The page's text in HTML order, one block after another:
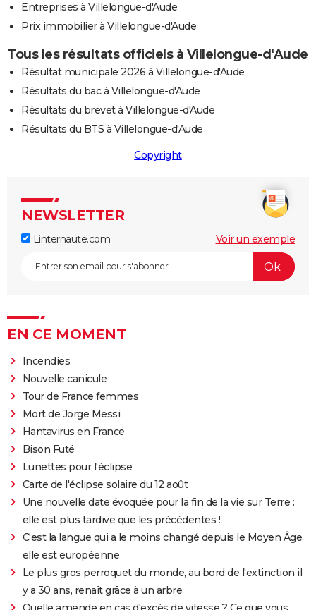
Entreprises à Villelongue-d'Aude
Prix immobilier à Villelongue-d'Aude
Tous les résultats officiels à Villelongue-d'Aude
Résultat municipale 2026 à Villelongue-d'Aude
Résultats du bac à Villelongue-d'Aude
Résultats du brevet à Villelongue-d'Aude
Résultats du BTS à Villelongue-d'Aude
Copyright
NEWSLETTER
Linternaute.com Voir un exemple
EN CE MOMENT
Incendies
Nouvelle canicule
Tour de France femmes
Mort de Jorge Messi
Hantavirus en France
Bison Futé
Lunettes pour l'éclipse
Carte de l'éclipse solaire du 12 août
Une nouvelle date évoquée pour la fin de la vie sur Terre :
elle est plus tardive que les précédentes !
C'est la langue qui a le moins changé depuis le Moyen Âge,
elle est européenne
Le plus gros perroquet du monde, au bord de l'extinction il
y a 30 ans, renaît grâce à un arbre